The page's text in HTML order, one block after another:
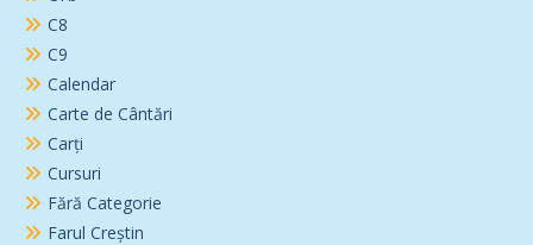
C8
C9
Calendar
Carte de Cântări
Carți
Cursuri
Fără Categorie
Farul Creștin